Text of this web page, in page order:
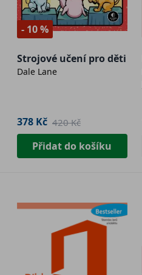
- 10 %
Strojové učení pro děti
Dale Lane
378 Kč 420 Kč
Přidat do košíku